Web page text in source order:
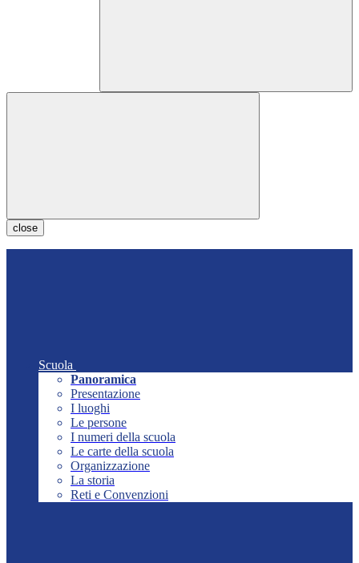
close
Scuola
Panoramica
Presentazione
I luoghi
Le persone
I numeri della scuola
Le carte della scuola
Organizzazione
La storia
Reti e Convenzioni